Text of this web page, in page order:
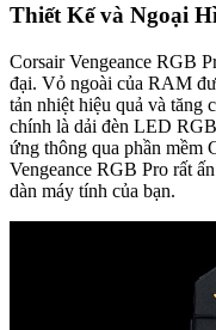
Thiết Kế và Ngoại
Corsair Vengeance RGB
đại. Vỏ ngoài của RAM
tản nhiệt hiệu quả và tăng
chính là dải đèn LED
ứng thông qua phần mềm
Vengeance RGB Pro rất
dàn máy tính của bạn.